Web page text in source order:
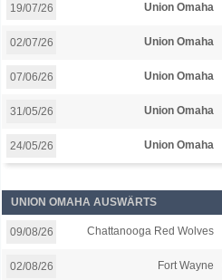
19/07/26 Union Omaha
02/07/26 Union Omaha
07/06/26 Union Omaha
31/05/26 Union Omaha
24/05/26 Union Omaha
UNION OMAHA AUSWÄRTS
09/08/26 Chattanooga Red Wolves
02/08/26 Fort Wayne